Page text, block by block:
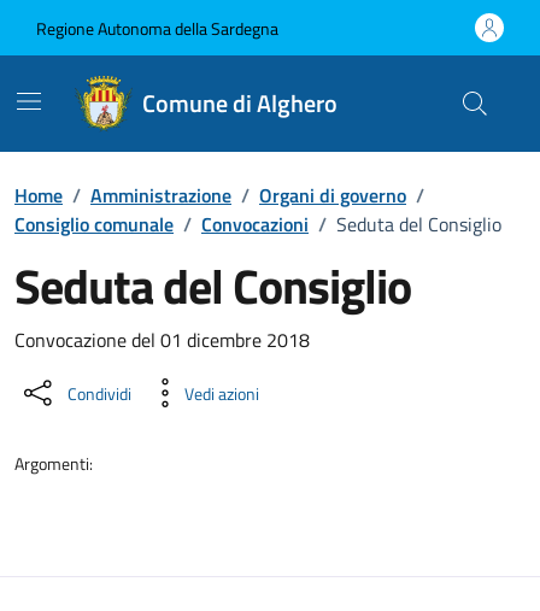
Regione Autonoma della Sardegna
Comune di Alghero
Home / Amministrazione / Organi di governo /
Consiglio comunale / Convocazioni / Seduta del Consiglio
Seduta del Consiglio
???portal.DettaglioConvocazione???
Convocazione del 01 dicembre 2018
Condividi Vedi azioni
Argomenti: